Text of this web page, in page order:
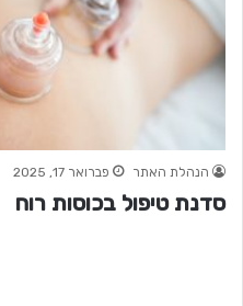
הנהלת האתר פברואר 17, 2025
סדנת טיפול בכוסות רוח